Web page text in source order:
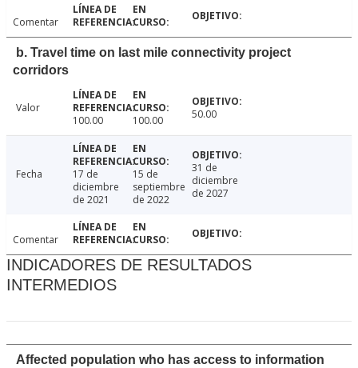
Comentar
b. Travel time on last mile connectivity project
corridors
Valor
100.00
100.00 50.00
Fecha
17 de
diciembre
de 2021
15 de
septiembre
de 2022
31 de
diciembre
de 2027
Comentar
INDICADORES DE RESULTADOS
INTERMEDIOS
Affected population who has access to information